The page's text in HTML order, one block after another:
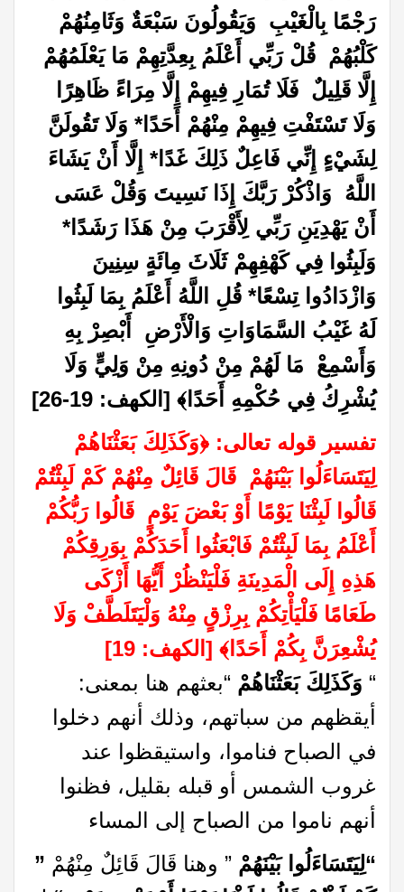
رَجْمًا بِالْغَيْبِ وَيَقُولُونَ سَبْعَةٌ وَثَامِنُهُمْ
كَلْبُهُمْ قُلْ رَبِّي أَعْلَمُ بِعِدَّتِهِمْ مَا يَعْلَمُهُمْ
إِلَّا قَلِيلٌ فَلَا تُمَارِ فِيهِمْ إِلَّا مِرَاءً ظَاهِرًا
وَلَا تَسْتَفْتِ فِيهِمْ مِنْهُمْ أَحَدًا* وَلَا تَقُولَنَّ
لِشَيْءٍ إِنِّي فَاعِلٌ ذَلِكَ غَدًا* إِلَّا أَنْ يَشَاءَ
اللَّهُ وَاذْكُرْ رَبَّكَ إِذَا نَسِيتَ وَقُلْ عَسَى
أَنْ يَهْدِيَنِ رَبِّي لِأَقْرَبَ مِنْ هَذَا رَشَدًا*
وَلَبِثُوا فِي كَهْفِهِمْ ثَلَاثَ مِائَةٍ سِنِينَ
وَازْدَادُوا تِسْعًا* قُلِ اللَّهُ أَعْلَمُ بِمَا لَبِثُوا
لَهُ غَيْبُ السَّمَاوَاتِ وَالْأَرْضِ أَبْصِرْ بِهِ
وَأَسْمِعْ مَا لَهُمْ مِنْ دُونِهِ مِنْ وَلِيٍّ وَلَا
يُشْرِكُ فِي حُكْمِهِ أَحَدًا ﴾ [الكهف: 19-26]
تفسير قوله تعالى: ﴿وَكَذَلِكَ بَعَثْنَاهُمْ
لِيَتَسَاءَلُوا بَيْنَهُمْ قَالَ قَائِلٌ مِنْهُمْ كَمْ لَبِثْتُمْ
قَالُوا لَبِثْنَا يَوْمًا أَوْ بَعْضَ يَوْمٍ قَالُوا رَبُّكُمْ
أَعْلَمُ بِمَا لَبِثْتُمْ فَابْعَثُوا أَحَدَكُمْ بِوَرِقِكُمْ
هَذِهِ إِلَى الْمَدِينَةِ فَلْيَنْظُرْ أَيُّهَا أَزْكَى
طَعَامًا فَلْيَأْتِكُمْ بِرِزْقٍ مِنْهُ وَلْيَتَلَطَّفْ وَلَا
يُشْعِرَنَّ بِكُمْ أَحَدًا ﴾ [الكهف: 19]
“ وَكَذَلِكَ بَعَثْنَاهُمْ “بعثهم هنا بمعنى:
أيقظهم من سباتهم، وذلك أنهم دخلوا
في الصباح فناموا، واستيقظوا عند
غروب الشمس أو قبله بقليل، فظنوا
أنهم ناموا من الصباح إلى المساء
“لِيَتَسَاءَلُوا بَيْنَهُمْ ” وهنا قَالَ قَائِلٌ مِنْهُمْ ”